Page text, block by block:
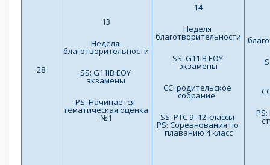
28
13
Неделя
благотворительности
SS: G11IB EOY
экзамены
PS: Начинается
тематическая оценка
№1
14
Неделя
благотворительности
SS: G11IB EOY
экзамены
СС: родительское
собрание
SS: PTC 9–12 классы
PS: Соревнования по
плаванию 4 класс